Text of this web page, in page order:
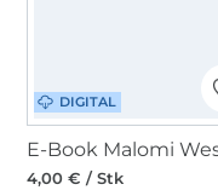
DIGITAL
4,00 € / Stk